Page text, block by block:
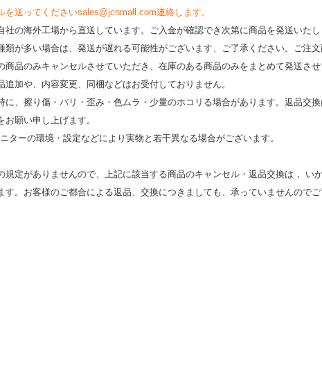
送ってくださいsales@jcnmall.com連絡します。
社の海外工場から直送しています。ご入金が確認でき次第に商品を発送いた
類が多い場合は、発送が遅れる可能性がございます、ご了承ください。ご注
商品のみキャンセルさせていただき、在庫のある商品のみをまとめて発送さ
加や、内容変更、同梱などはお受付しておりません。
に、擦り傷・バリ・歪み・色ムラ・少量のホコリる場合があります。返品交
願い申し上げます。
ターの環境・設定などにより実物と若⼲異なる場合がございます。
規定がありませんので、上記に該当する商品のキャンセル・返品交換は， い
す。お客様のご都合による返品、交換につきましても、承っていませんので